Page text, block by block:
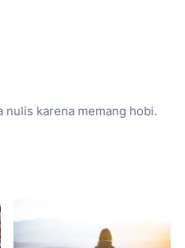
nulis karena memang hobi.